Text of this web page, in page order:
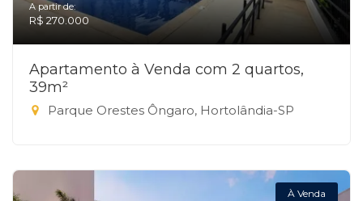
A partir de:
R$ 270.000
Apartamento à Venda com 2 quartos,
39m²
Parque Orestes Ôngaro, Hortolândia-SP
À Venda